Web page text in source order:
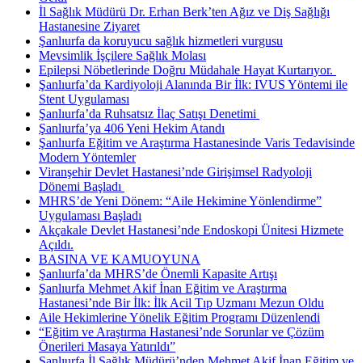
İl Sağlık Müdürü Dr. Erhan Berk’ten Ağız ve Diş Sağlığı
Hastanesine Ziyaret
Şanlıurfa da koruyucu sağlık hizmetleri vurgusu
Mevsimlik İşçilere Sağlık Molası
Epilepsi Nöbetlerinde Doğru Müdahale Hayat Kurtarıyor. ​
Şanlıurfa’da Kardiyoloji Alanında Bir İlk: IVUS Yöntemi ile
Stent Uygulaması
Şanlıurfa’da Ruhsatsız İlaç Satışı Denetimi ​
Şanlıurfa’ya 406 Yeni Hekim Atandı
Şanlıurfa Eğitim ve Araştırma Hastanesinde Varis Tedavisinde
Modern Yöntemler
Viranşehir Devlet Hastanesi’nde Girişimsel Radyoloji
Dönemi Başladı ​
MHRS’de Yeni Dönem: “Aile Hekimine Yönlendirme”
Uygulaması Başladı
Akçakale Devlet Hastanesi’nde Endoskopi Ünitesi Hizmete
Açıldı.
BASINA VE KAMUOYUNA
Şanlıurfa’da MHRS’de Önemli Kapasite Artışı
Şanlıurfa Mehmet Akif İnan Eğitim ve Araştırma
Hastanesi’nde Bir İlk: İlk Acil Tıp Uzmanı Mezun Oldu
Aile Hekimlerine Yönelik Eğitim Programı Düzenlendi
“Eğitim ve Araştırma Hastanesi’nde Sorunlar ve Çözüm
Önerileri Masaya Yatırıldı”